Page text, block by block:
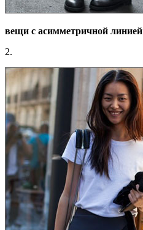
вещи с асимметричной линией
2.